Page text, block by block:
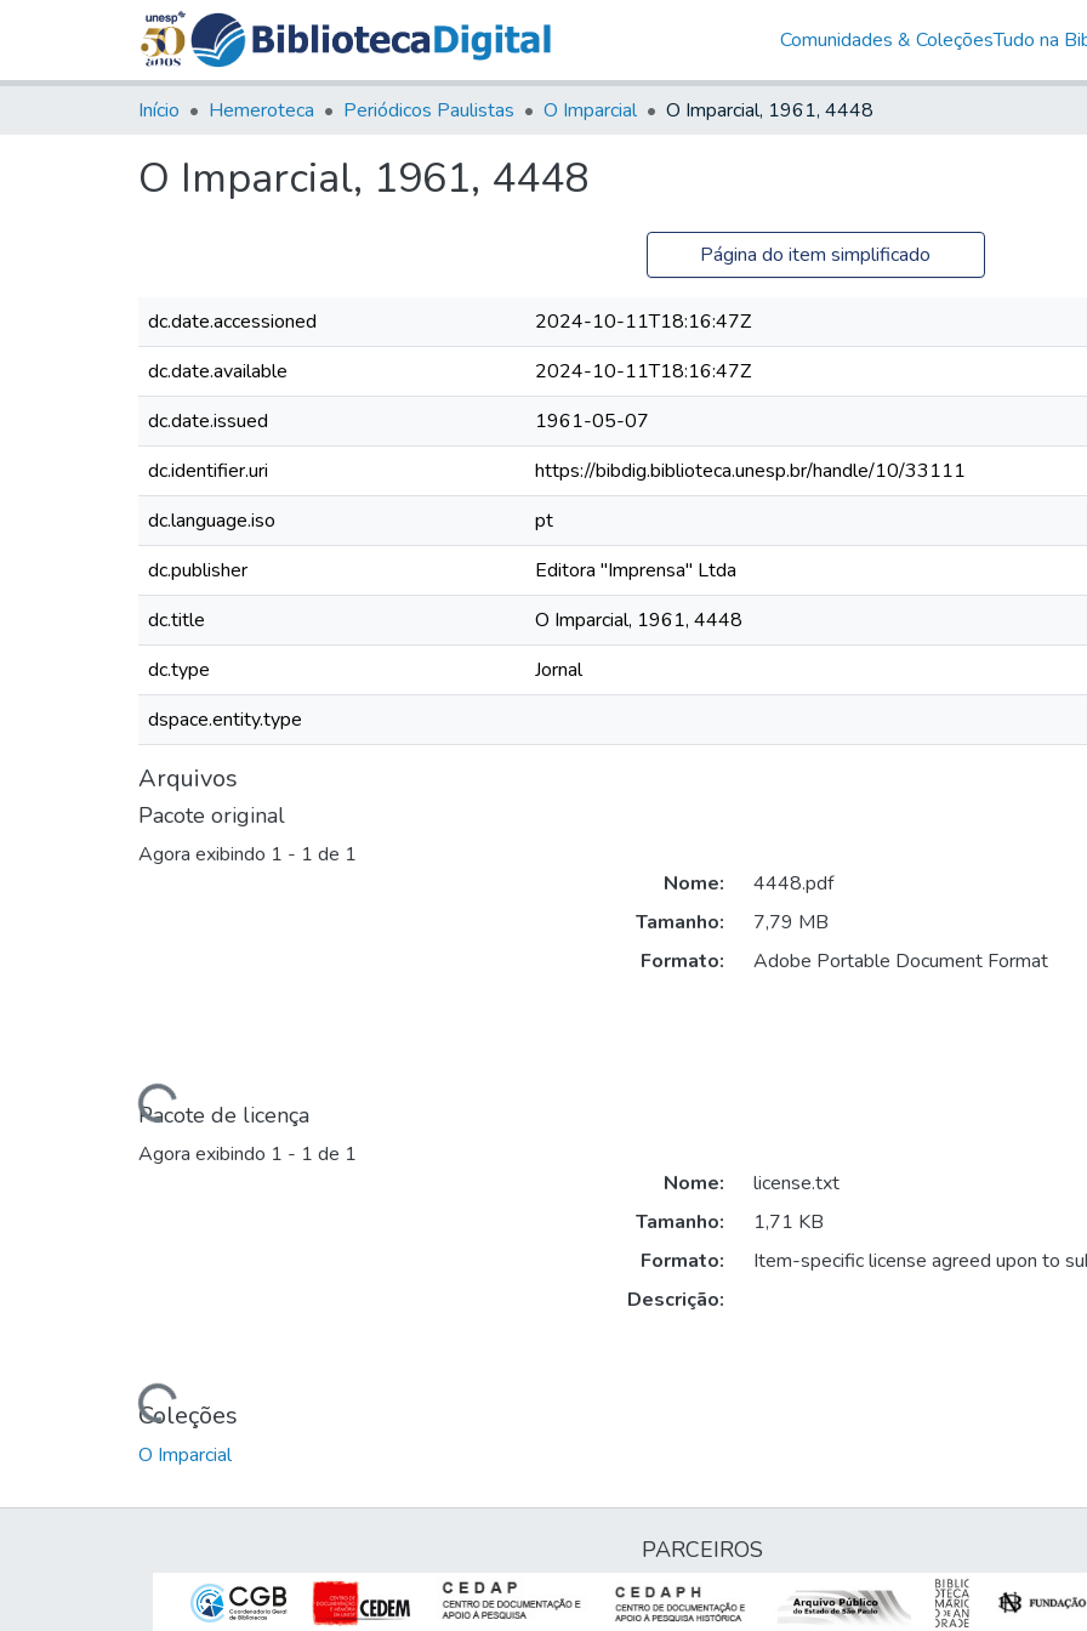
Comunidades & ColeçõesTudo na
Início Hemeroteca Periódicos Paulistas O Imparcial O Imparcial, 1961, 4448
O Imparcial, 1961, 4448
Página do item simplificado
dc.date.accessioned
2024-10-11T18:16:47Z
dc.date.available
2024-10-11T18:16:47Z
dc.date.issued
1961-05-07
dc.identifier.uri
https://bibdig.biblioteca.unesp.br/handle/10/33111
dc.language.iso
pt
dc.publisher
Editora "Imprensa" Ltda
dc.title
O Imparcial, 1961, 4448
dc.type
Jornal
dspace.entity.type
Arquivos
Pacote original
Agora exibindo 1 - 1 de 1
Carregando...
Nome:
4448.pdf
Tamanho:
7,79 MB
Formato:
Adobe Portable Document Format
Pacote de licença
Agora exibindo 1 - 1 de 1
Carregando...
Nome:
license.txt
Tamanho:
1,71 KB
Formato:
Item-specific license agreed upon to
Descrição:
Coleções
O Imparcial
PARCEIROS